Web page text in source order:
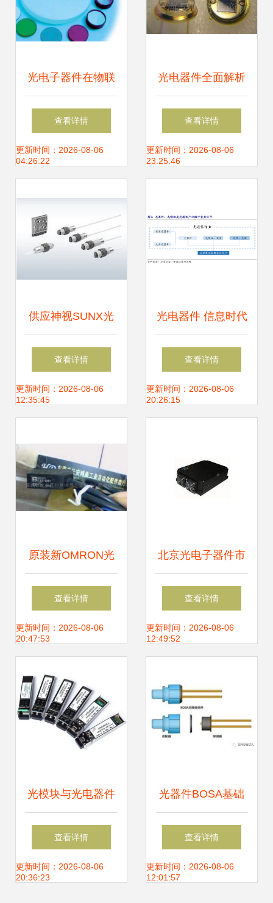
光电子器件在物联
网与传感技术中的
关键作用与供应趋
查看详情
更新时间：2026-08-06
04:26:22
光电器件全面解析
从光电池走向光电
传感器
查看详情
更新时间：2026-08-06
23:25:46
供应神视SUNX光
电开关CY-17A,CY-
29_电子元器件_世
信息库
查看详情
更新时间：2026-08-06
12:35:45
光电器件 信息时代
的“光之触手”——
定义、种类与产业
查看详情
更新时间：2026-08-06
20:26:15
原装新OMRON光
电开关E3Z-D81 工
业自动化的精准之
查看详情
更新时间：2026-08-06
20:47:53
北京光电子器件市
场 供应网络、厂家
布局与产业生态
查看详情
更新时间：2026-08-06
12:49:52
光模块与光电器件
构筑现代光通信的
基石
查看详情
更新时间：2026-08-06
20:36:23
光器件BOSA基础
知识 从BOSA到光
电器件的核心解析
查看详情
更新时间：2026-08-06
12:01:57